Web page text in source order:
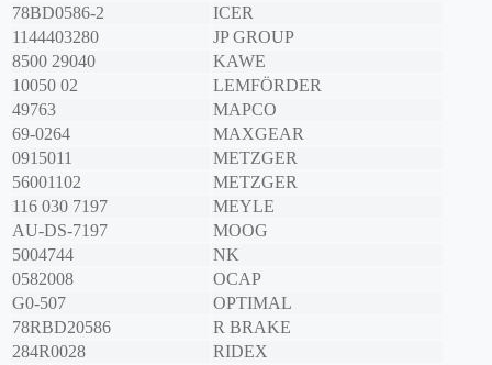
78BD0586-2
ICER
1144403280
JP GROUP
8500 29040
KAWE
10050 02
LEMFÖRDER
49763
MAPCO
69-0264
MAXGEAR
0915011
METZGER
56001102
METZGER
116 030 7197
MEYLE
AU-DS-7197
MOOG
5004744
NK
0582008
OCAP
G0-507
OPTIMAL
78RBD20586
R BRAKE
284R0028
RIDEX